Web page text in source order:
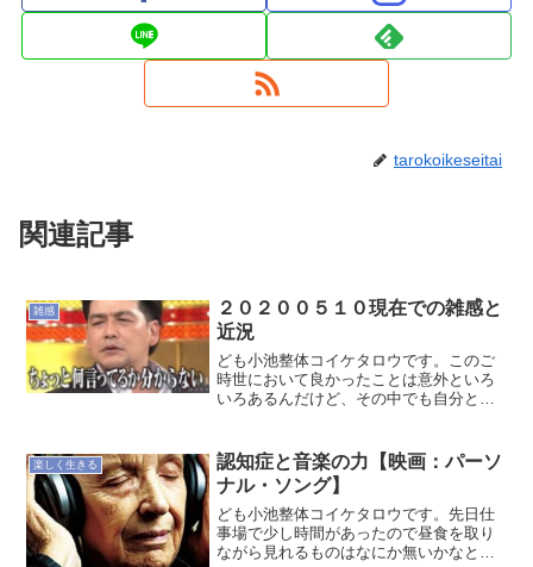
tarokoikeseitai
関連記事
雑感
２０２００５１０現在での雑感と
近況
ども小池整体コイケタロウです。このご
時世において良かったことは意外といろ
いろあるんだけど、その中でも自分とか
ことができたのは大きいと思います。当
然当院もこのあおりを受け...
楽しく生きる
認知症と音楽の力【映画：パーソ
ナル・ソング】
ども小池整体コイケタロウです。先日仕
事場で少し時間があったので昼食を取り
ながら見れるものはなにか無いかなとア